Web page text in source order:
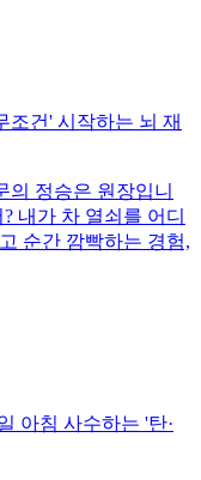
조건' 시작하는 뇌 재
의 정승은 원장입니
내가 차 열쇠를 어디
순간 깜빡하는 경험,
아침 사수하는 '탄·